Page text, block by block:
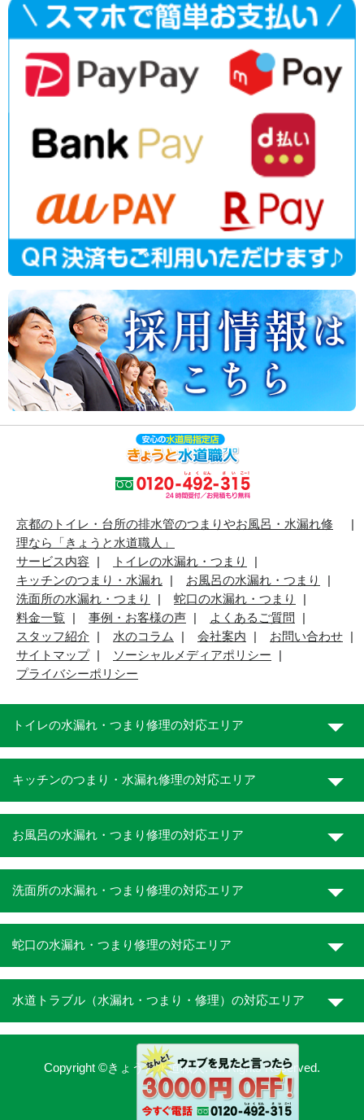
京都のトイレ・台所の排水管のつまりやお風呂・水漏れ修
理なら「きょうと水道職人」
サービス内容
トイレの水漏れ・つまり
キッチンのつまり・水漏れ
お風呂の水漏れ・つまり
洗面所の水漏れ・つまり
蛇口の水漏れ・つまり
料金一覧
事例・お客様の声
よくあるご質問
スタッフ紹介
水のコラム 会社案内
お問い合わせ
サイトマップ
ソーシャルメディアポリシー
プライバシーポリシー
トイレの水漏れ・つまり修理の対応エリア
キッチンのつまり・水漏れ修理の対応エリア
お風呂の水漏れ・つまり修理の対応エリア
洗面所の水漏れ・つまり修理の対応エリア
蛇口の水漏れ・つまり修理の対応エリア
水道トラブル（水漏れ・つまり・修理）の対応エリア
Copyright ©きょうと水道職人. All Rights Reserved.